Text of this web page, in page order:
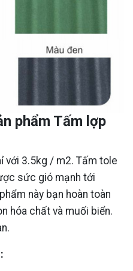
phẩm Tấm lợp
với 3.5kg / m2. Tấm tole
sức gió mạnh tới
này bạn hoàn toàn
hóa chất và muối biển.